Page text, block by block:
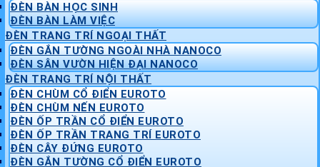
ĐÈN BÀN HỌC SINH
ĐÈN BÀN LÀM VIỆC
ĐÈN TRANG TRÍ NGOẠI THẤT
ĐÈN GẮN TƯỜNG NGOÀI NHÀ NANOCO
ĐÈN SÂN VƯỜN HIỆN ĐẠI NANOCO
ĐÈN TRANG TRÍ NỘI THẤT
ĐÈN CHÙM CỔ ĐIỂN EUROTO
ĐÈN CHÙM NẾN EUROTO
ĐÈN ỐP TRẦN CỔ ĐIỂN EUROTO
ĐÈN ỐP TRẦN TRANG TRÍ EUROTO
ĐÈN CÂY ĐỨNG EUROTO
ĐÈN GẮN TƯỜNG CỔ ĐIỂN EUROTO